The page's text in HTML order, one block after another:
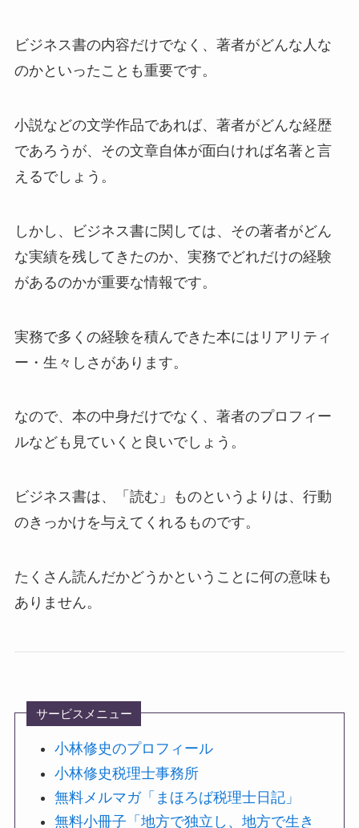
ビジネス書の内容だけでなく、著者がどんな人な
のかといったことも重要です。
小説などの文学作品であれば、著者がどんな経歴
であろうが、その文章自体が面白ければ名著と言
えるでしょう。
しかし、ビジネス書に関しては、その著者がどん
な実績を残してきたのか、実務でどれだけの経験
があるのかが重要な情報です。
実務で多くの経験を積んできた本にはリアリティ
ー・生々しさがあります。
なので、本の中身だけでなく、著者のプロフィー
ルなども見ていくと良いでしょう。
ビジネス書は、「読む」ものというよりは、行動
のきっかけを与えてくれるものです。
たくさん読んだかどうかということに何の意味も
ありません。
サービスメニュー
小林修史のプロフィール
小林修史税理士事務所
無料メルマガ「まほろば税理士日記」
無料小冊子「地方で独立し、地方で生き